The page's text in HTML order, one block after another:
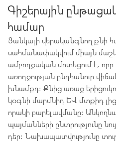
Գիշերային
համար
Ցանկալի վերականգնող քնի
սահմանափակվում միայն
ամբողջական մոտեցում է, որը
առողջության ընդհանուր
խնամքդ: Քնից առաջ
կօգնի մարմնիդ և մտքիդ
որակի բարելավմանը:
պայմանների ընտրությունը
դեր: Նախապատվությունը